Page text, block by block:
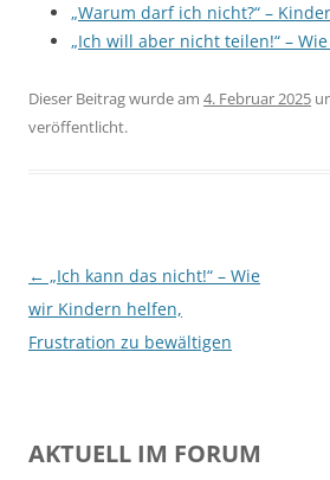
„Warum darf ich nicht?“ –
„Ich will aber nicht teilen!“ –
Dieser Beitrag wurde am 4. Februar 2025
veröffentlicht.
Beitragsnavigation
← „Ich kann das nicht!“ – Wie
wir Kindern helfen,
Frustration zu bewältigen
AKTUELL IM FORUM